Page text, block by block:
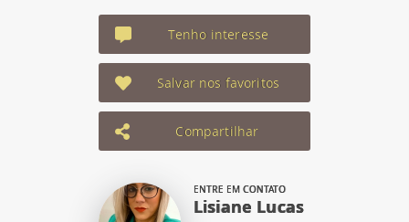
Tenho interesse
Salvar nos favoritos
Compartilhar
ENTRE EM CONTATO
Lisiane Lucas